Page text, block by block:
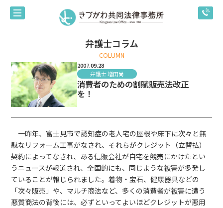
弁護士コラム
COLUMN
2007.09.28
弁護士 増田尚
消費者のための割賦販売法改正
を！
一昨年、富士見市で認知症の老人宅の屋根や床下に次々と無
駄なリフォーム工事がなされ、それらがクレジット（立替払）
契約によってなされ、ある信販会社が自宅を競売にかけたとい
うニュースが報道され、全国的にも、同じような被害が多発し
ていることが報じられました。着物・宝石、健康器具などの
「次々販売」や、マルチ商法など、多くの消費者が被害に遭う
悪質商法の背後には、必ずといってよいほどクレジットが悪用